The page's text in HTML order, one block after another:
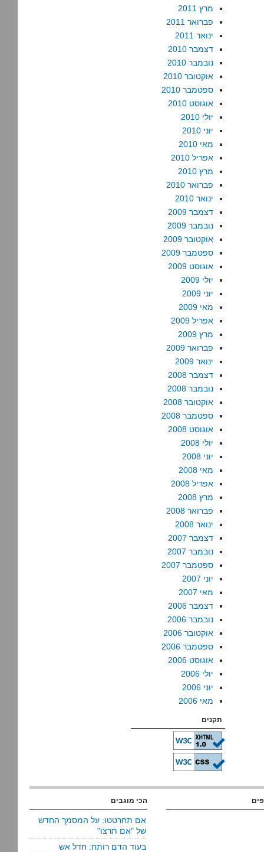
מרץ 2011
פברואר 2011
ינואר 2011
דצמבר 2010
נובמבר 2010
אוקטובר 2010
ספטמבר 2010
אוגוסט 2010
יולי 2010
יוני 2010
מאי 2010
אפריל 2010
מרץ 2010
פברואר 2010
ינואר 2010
דצמבר 2009
נובמבר 2009
אוקטובר 2009
ספטמבר 2009
אוגוסט 2009
יולי 2009
יוני 2009
מאי 2009
אפריל 2009
מרץ 2009
פברואר 2009
ינואר 2009
דצמבר 2008
נובמבר 2008
אוקטובר 2008
ספטמבר 2008
אוגוסט 2008
יולי 2008
יוני 2008
מאי 2008
אפריל 2008
מרץ 2008
פברואר 2008
ינואר 2008
דצמבר 2007
נובמבר 2007
ספטמבר 2007
יוני 2007
מאי 2007
דצמבר 2006
נובמבר 2006
אוקטובר 2006
ספטמבר 2006
אוגוסט 2006
יולי 2006
יוני 2006
מאי 2006
תקנים
הכי מוגבים
אם תחרטטו: על המסמך החדש
של "אם תרצו"
בעוד הדם רותח: חדל אש